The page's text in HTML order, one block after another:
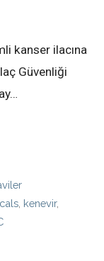
kanser ilacına
Güvenliği
kenevir,